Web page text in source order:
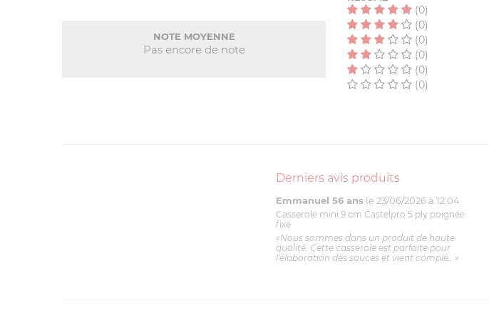
NOTE MOYENNE
Pas encore de note
(0)
(0)
(0)
(0)
(0)
(0)
Derniers avis produits
Emmanuel 56 ans le 23/06/2026 à 12:04
Casserole mini 9 cm Castelpro 5 ply poignée
fixe
«Nous sommes dans un produit de haute
qualité. Cette casserole est parfaite pour
l'élaboration des sauces et vient complé...»